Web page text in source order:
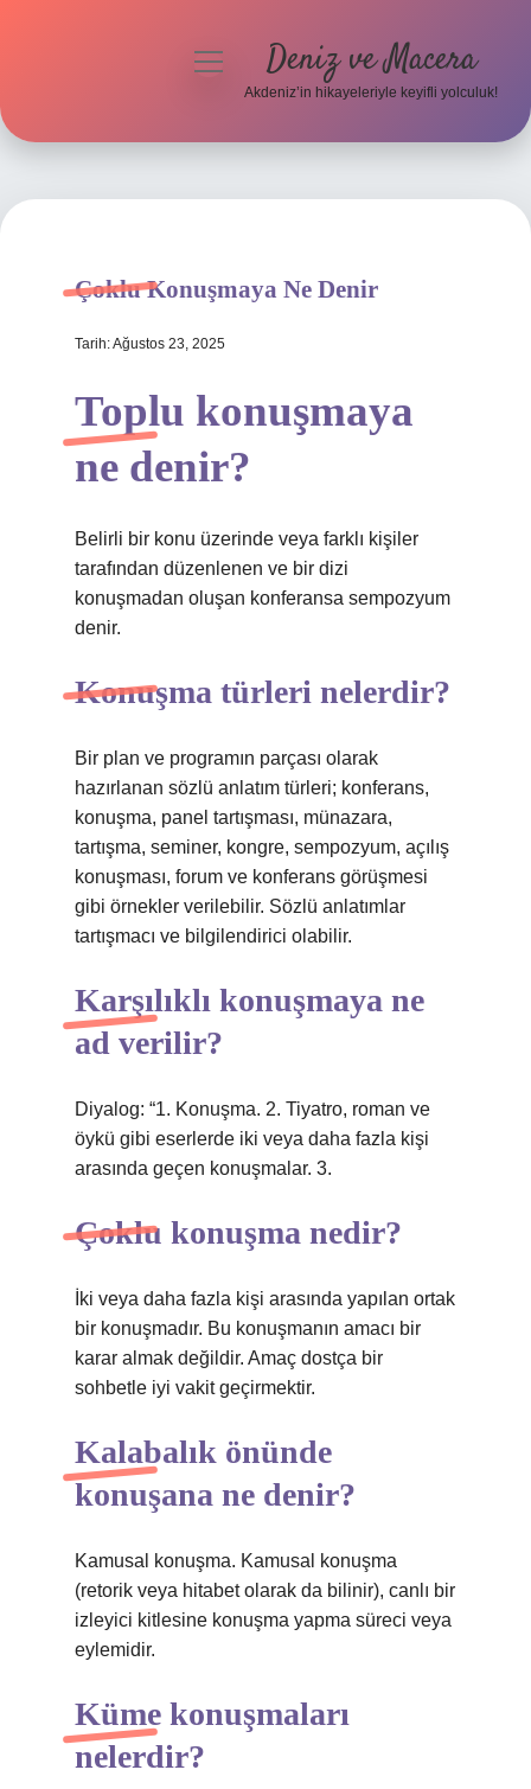
Hakkımızda
menüyü Deniz ve Macera
Akdeniz’in hikayeleriyle keyifli yolculuk!
Çoklu Konuşmaya Ne Denir
Tarih: Ağustos 23, 2025
Toplu konuşmaya
ne denir?
Belirli bir konu üzerinde veya farklı kişiler
tarafından düzenlenen ve bir dizi
konuşmadan oluşan konferansa sempozyum
denir.
Konuşma türleri nelerdir?
Bir plan ve programın parçası olarak
hazırlanan sözlü anlatım türleri; konferans,
konuşma, panel tartışması, münazara,
tartışma, seminer, kongre, sempozyum, açılış
konuşması, forum ve konferans görüşmesi
gibi örnekler verilebilir. Sözlü anlatımlar
tartışmacı ve bilgilendirici olabilir.
Karşılıklı konuşmaya ne
ad verilir?
Diyalog: “1. Konuşma. 2. Tiyatro, roman ve
öykü gibi eserlerde iki veya daha fazla kişi
arasında geçen konuşmalar. 3.
Çoklu konuşma nedir?
İki veya daha fazla kişi arasında yapılan ortak
bir konuşmadır. Bu konuşmanın amacı bir
karar almak değildir. Amaç dostça bir
sohbetle iyi vakit geçirmektir.
Kalabalık önünde
konuşana ne denir?
Kamusal konuşma. Kamusal konuşma
(retorik veya hitabet olarak da bilinir), canlı bir
izleyici kitlesine konuşma yapma süreci veya
eylemidir.
Küme konuşmaları
nelerdir?